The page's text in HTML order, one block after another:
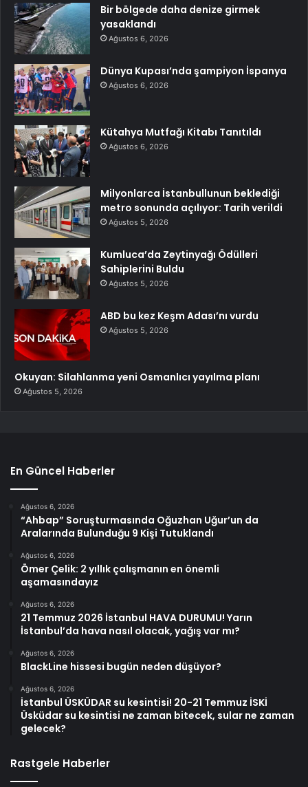
Bir bölgede daha denize girmek
yasaklandı
Ağustos 6, 2026
Dünya Kupası’nda şampiyon İspanya
Ağustos 6, 2026
Kütahya Mutfağı Kitabı Tanıtıldı
Ağustos 6, 2026
Milyonlarca İstanbullunun beklediği
metro sonunda açılıyor: Tarih verildi
Ağustos 5, 2026
Kumluca’da Zeytinyağı Ödülleri
Sahiplerini Buldu
Ağustos 5, 2026
ABD bu kez Keşm Adası’nı vurdu
Ağustos 5, 2026
Okuyan: Silahlanma yeni Osmanlıcı yayılma planı
Ağustos 5, 2026
En Güncel Haberler
Ağustos 6, 2026
“Ahbap” Soruşturmasında Oğuzhan Uğur’un da
Aralarında Bulunduğu 9 Kişi Tutuklandı
Ağustos 6, 2026
Ömer Çelik: 2 yıllık çalışmanın en önemli
aşamasındayız
Ağustos 6, 2026
21 Temmuz 2026 İstanbul HAVA DURUMU! Yarın
İstanbul’da hava nasıl olacak, yağış var mı?
Ağustos 6, 2026
BlackLine hissesi bugün neden düşüyor?
Ağustos 6, 2026
İstanbul ÜSKÜDAR su kesintisi! 20-21 Temmuz İSKİ
Üsküdar su kesintisi ne zaman bitecek, sular ne zaman
gelecek?
Rastgele Haberler